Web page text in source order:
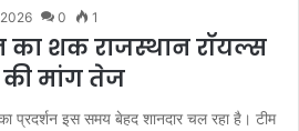
0 1
का शक राजस्थान रॉयल्स
मांग तेज
प्रदर्शन इस समय बेहद शानदार चल रहा है। टीम